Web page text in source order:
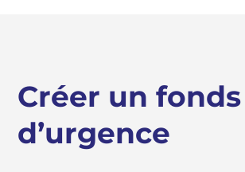
Créer un fonds
d’urgence